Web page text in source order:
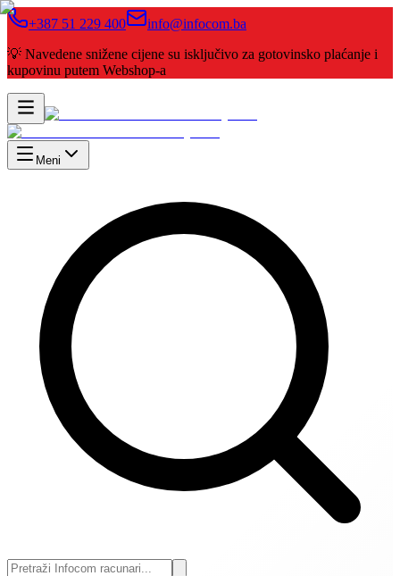
+387 51 229 400
info@infocom.ba
💡 Navedene snižene cijene su isključivo za gotovinsko plaćanje i
kupovinu putem Webshop-a
Meni